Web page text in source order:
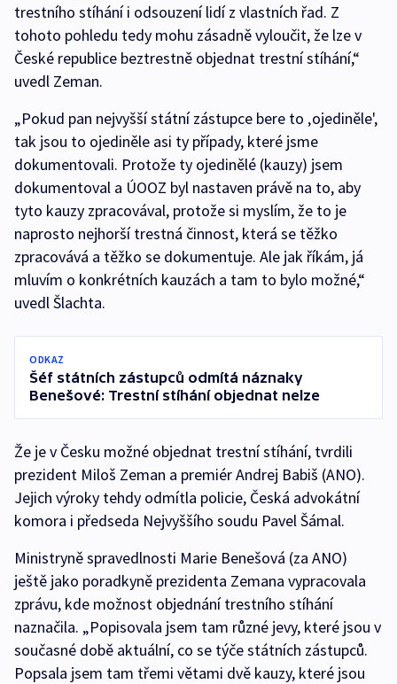
trestního stíhání i odsouzení lidí z vlastních řad. Z
tohoto pohledu tedy mohu zásadně vyloučit, že lze v
České republice beztrestně objednat trestní stíhání,“
uvedl Zeman.
„Pokud pan nejvyšší státní zástupce bere to ‚ojediněle',
tak jsou to ojediněle asi ty případy, které jsme
dokumentovali. Protože ty ojedinělé (kauzy) jsem
dokumentoval a ÚOOZ byl nastaven právě na to, aby
tyto kauzy zpracovával, protože si myslím, že to je
naprosto nejhorší trestná činnost, která se těžko
zpracovává a těžko se dokumentuje. Ale jak říkám, já
mluvím o konkrétních kauzách a tam to bylo možné,“
uvedl Šlachta.
ODKAZ
Šéf státních zástupců odmítá náznaky
Benešové: Trestní stíhání objednat nelze
Že je v Česku možné objednat trestní stíhání, tvrdili
prezident Miloš Zeman a premiér Andrej Babiš (ANO).
Jejich výroky tehdy odmítla policie, Česká advokátní
komora i předseda Nejvyššího soudu Pavel Šámal.
Ministryně spravedlnosti Marie Benešová (za ANO)
ještě jako poradkyně prezidenta Zemana vypracovala
zprávu, kde možnost objednání trestního stíhání
naznačila. „Popisovala jsem tam různé jevy, které jsou v
současné době aktuální, co se týče státních zástupců.
Popsala jsem tam třemi větami dvě kauzy, které jsou